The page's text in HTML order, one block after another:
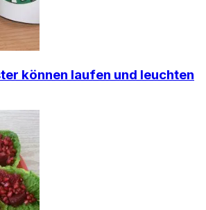
können laufen und leuchten